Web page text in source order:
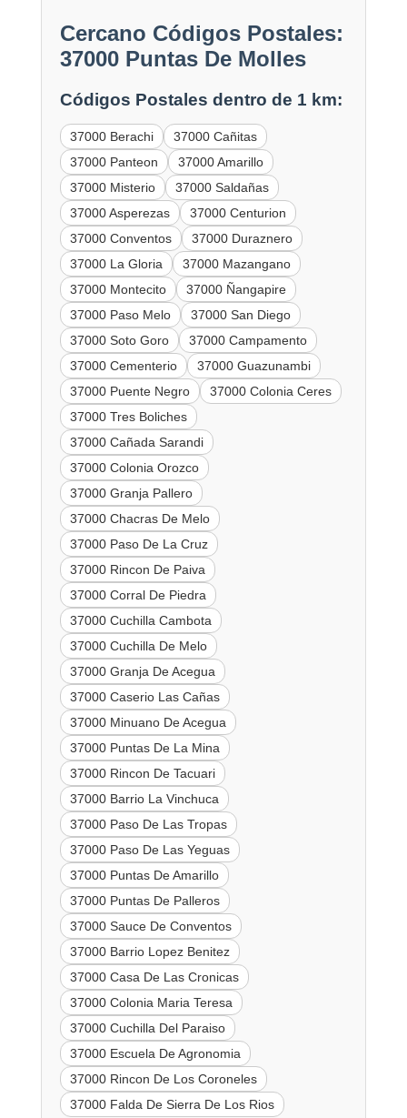
Cercano Códigos Postales:
37000 Puntas De Molles
Códigos Postales dentro de 1 km:
37000 Berachi
37000 Cañitas
37000 Panteon
37000 Amarillo
37000 Misterio
37000 Saldañas
37000 Asperezas
37000 Centurion
37000 Conventos
37000 Duraznero
37000 La Gloria
37000 Mazangano
37000 Montecito
37000 Ñangapire
37000 Paso Melo
37000 San Diego
37000 Soto Goro
37000 Campamento
37000 Cementerio
37000 Guazunambi
37000 Puente Negro
37000 Colonia Ceres
37000 Tres Boliches
37000 Cañada Sarandi
37000 Colonia Orozco
37000 Granja Pallero
37000 Chacras De Melo
37000 Paso De La Cruz
37000 Rincon De Paiva
37000 Corral De Piedra
37000 Cuchilla Cambota
37000 Cuchilla De Melo
37000 Granja De Acegua
37000 Caserio Las Cañas
37000 Minuano De Acegua
37000 Puntas De La Mina
37000 Rincon De Tacuari
37000 Barrio La Vinchuca
37000 Paso De Las Tropas
37000 Paso De Las Yeguas
37000 Puntas De Amarillo
37000 Puntas De Palleros
37000 Sauce De Conventos
37000 Barrio Lopez Benitez
37000 Casa De Las Cronicas
37000 Colonia Maria Teresa
37000 Cuchilla Del Paraiso
37000 Escuela De Agronomia
37000 Rincon De Los Coroneles
37000 Falda De Sierra De Los Rios